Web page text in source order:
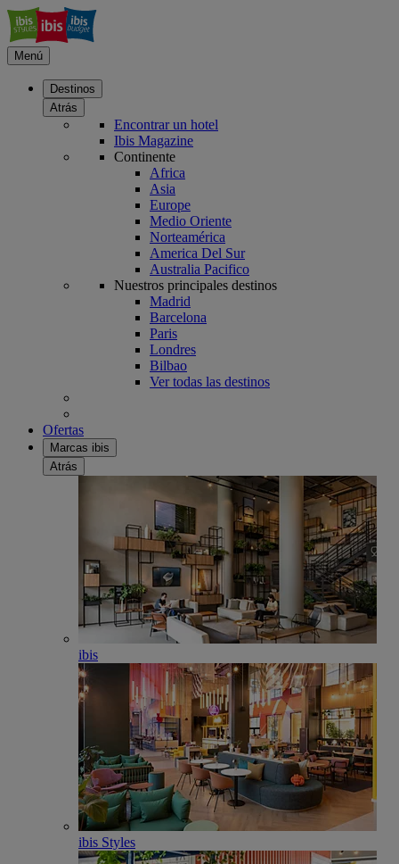
Menú
Destinos
Atrás
Encontrar un hotel
Ibis Magazine
Continente
Africa
Asia
Europe
Medio Oriente
Norteamérica
America Del Sur
Australia Pacifico
Nuestros principales destinos
Madrid
Barcelona
Paris
Londres
Bilbao
Ver todas las destinos
Ofertas
Marcas ibis
Atrás
ibis
ibis Styles